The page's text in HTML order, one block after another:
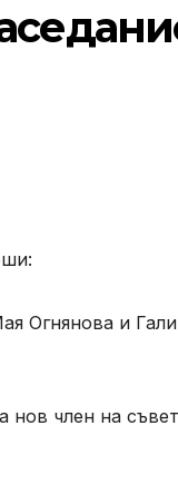
Огнянова и
член на